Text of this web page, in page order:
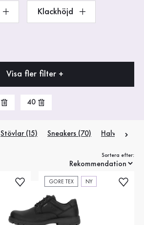
Klackhöjd
Visa fler filter +
40
Stövlar (15) Sneakers (70) Halvskor (2)
Sortera efter:
GORE TEX NY